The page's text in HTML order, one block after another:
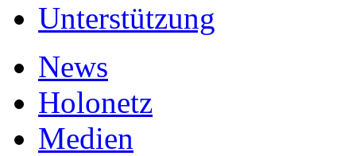
Unterstützung
News
Holonetz
Medien